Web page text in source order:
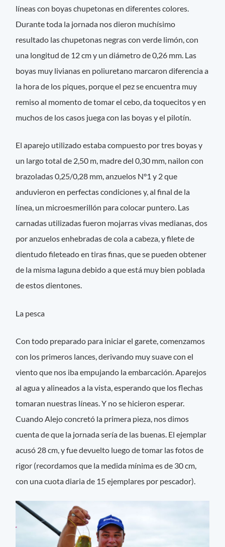
líneas con boyas chupetonas en diferentes colores.
Durante toda la jornada nos dieron muchísimo
resultado las chupetonas negras con verde limón, con
una longitud de 12 cm y un diámetro de 0,26 mm. Las
boyas muy livianas en poliuretano marcaron diferencia a
la hora de los piques, porque el pez se encuentra muy
remiso al momento de tomar el cebo, da toquecitos y en
muchos de los casos juega con las boyas y el pilotín.
El aparejo utilizado estaba compuesto por tres boyas y
un largo total de 2,50 m, madre del 0,30 mm, nailon con
brazoladas 0,25/0,28 mm, anzuelos N°1 y 2 que
anduvieron en perfectas condiciones y, al final de la
línea, un microesmerillón para colocar puntero. Las
carnadas utilizadas fueron mojarras vivas medianas, dos
por anzuelos enhebradas de cola a cabeza, y filete de
dientudo fileteado en tiras finas, que se pueden obtener
de la misma laguna debido a que está muy bien poblada
de estos dientones.
La pesca
Con todo preparado para iniciar el garete, comenzamos
con los primeros lances, derivando muy suave con el
viento que nos iba empujando la embarcación. Aparejos
al agua y alineados a la vista, esperando que los flechas
tomaran nuestras líneas. Y no se hicieron esperar.
Cuando Alejo concretó la primera pieza, nos dimos
cuenta de que la jornada sería de las buenas. El ejemplar
acusó 28 cm, y fue devuelto luego de tomar las fotos de
rigor (recordamos que la medida mínima es de 30 cm,
con una cuota diaria de 15 ejemplares por pescador).